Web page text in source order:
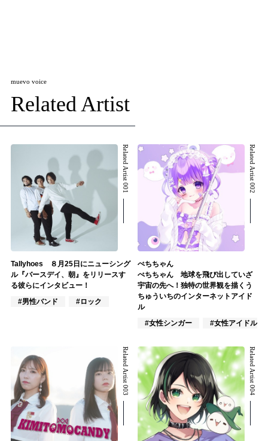
muevo voice
Related Artist
Related Artist 001
Tallyhoes ８月25日にニューシング
ル『バースデイ、朝』をリリースす
る彼らにインタビュー！
#男性バンド
#ロック
Related Artist 002
ぺちちゃん
ぺちちゃん 地球を飛び出していざ
宇宙の先へ！独特の世界観を描くう
ちゅういちのインターネットアイド
ル
#女性シンガー
#女性アイドル
Related Artist 003 Related Artist 004